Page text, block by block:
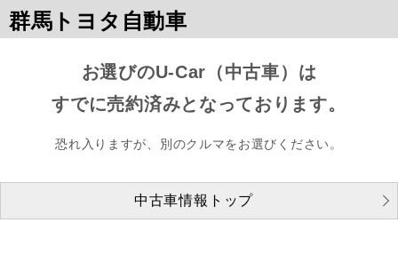
群馬トヨタ自動車
お選びのU-Car（中古車）は
すでに売約済みとなっております。
恐れ入りますが、別のクルマをお選びください。
中古車情報トップ